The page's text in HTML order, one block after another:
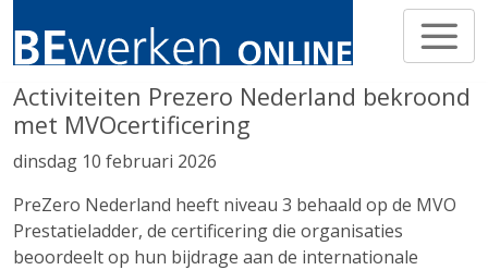
Activiteiten Prezero Nederland bekroond
met MVOcertificering
dinsdag 10 februari 2026
PreZero Nederland heeft niveau 3 behaald op de MVO
Prestatieladder, de certificering die organisaties
beoordeelt op hun bijdrage aan de internationale